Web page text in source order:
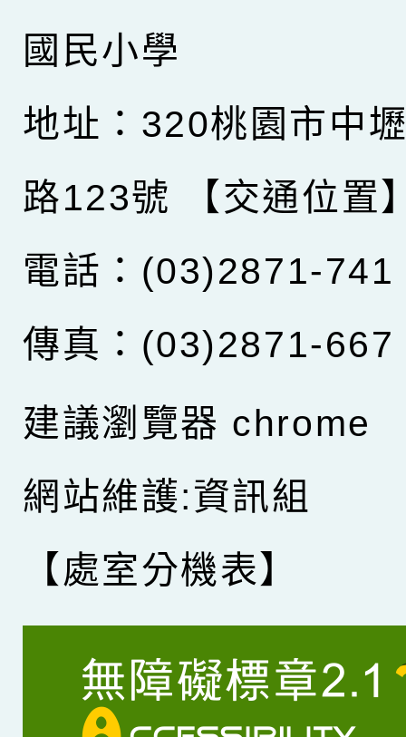
國民小學
地址：320桃園市中
路123號
【交通位置
電話：(03)2871-741
傳真：(03)2871-667
建議瀏覽器 chrome
網站維護:資訊組
【處室分機表】